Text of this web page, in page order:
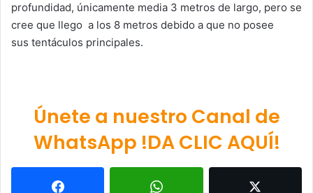
profundidad, únicamente media 3 metros de largo, pero se
cree que llego a los 8 metros debido a que no posee
sus tentáculos principales.
Únete a nuestro Canal de
WhatsApp !DA CLIC AQUÍ!